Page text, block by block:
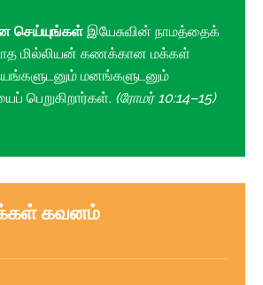
செய்யுங்கள் இயேசுவின் நாமத்தைக்
மில்லியன் கணக்கான மக்கள்
மனங்களுடனும்
பெறுகிறார்கள். (ரோமர் 10:14–15)
கவனம்